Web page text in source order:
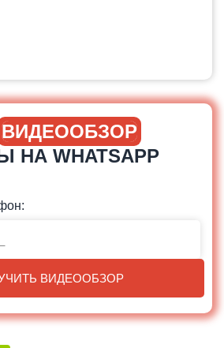
ВИДЕООБЗОР
НА WHATSAPP
ВИДЕООБЗОР